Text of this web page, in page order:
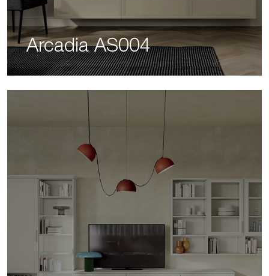
Arcadia AS004